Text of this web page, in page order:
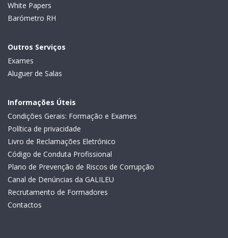
White Papers
Barómetro RH
Outros Serviços
Exames
Aluguer de Salas
Informações Úteis
Condições Gerais: Formação e Exames
Política de privacidade
Livro de Reclamações Eletrónico
Código de Conduta Profissional
Plano de Prevenção de Riscos de Corrupção
Canal de Denúncias da GALILEU
Recrutamento de Formadores
Contactos